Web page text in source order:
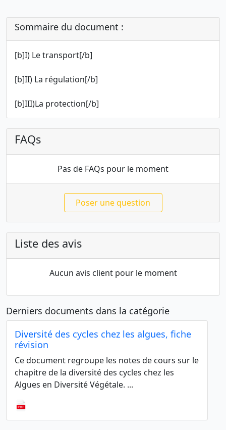
Sommaire du document :
[b]I) Le transport[/b]
[b]II) La régulation[/b]
[b]III)La protection[/b]
FAQs
Pas de FAQs pour le moment
Poser une question
Liste des avis
Aucun avis client pour le moment
Derniers documents dans la catégorie
Diversité des cycles chez les algues, fiche
révision
Ce document regroupe les notes de cours sur le
chapitre de la diversité des cycles chez les
Algues en Diversité Végétale. ...